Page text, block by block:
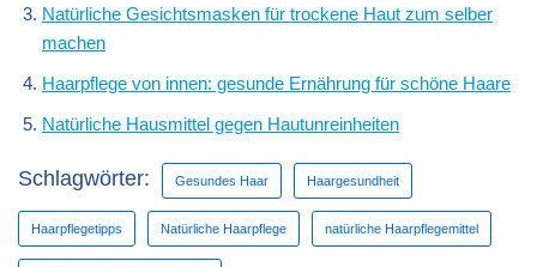
Natürliche Gesichtsmasken für trockene Haut zum selber
machen
Haarpflege von innen: gesunde Ernährung für schöne Haare
Natürliche Hausmittel gegen Hautunreinheiten
Schlagwörter: Gesundes Haar Haargesundheit
Haarpflegetipps Natürliche Haarpflege natürliche Haarpflegemittel